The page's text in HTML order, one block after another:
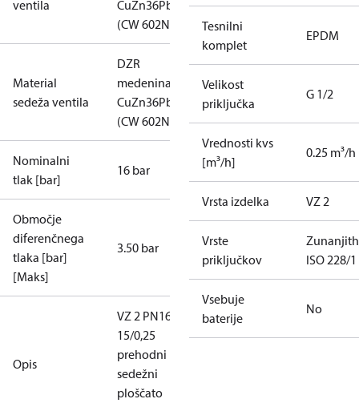
ventila
CuZn36Pb2AS
(CW 602N)
Material
sedeža ventila
DZR
medenina
CuZn36Pb2AS
(CW 602N)
Nominalni
tlak [bar]
16 bar
Območje
diferenčnega
tlaka [bar]
[Maks]
3.50 bar
Opis
VZ 2 PN16
15/0,25
prehodni
sedežni
ploščato
Tesnilni
komplet
EPDM
Velikost
priključka
G 1/2
Vrednosti kvs
[m³/h]
0.25 m³/h
Vrsta izdelka VZ 2
Vrste
priključkov
ISO 228/1
Vsebuje
baterije
No